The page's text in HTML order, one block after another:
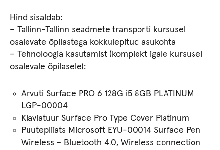
Hind sisaldab:
– Tallinn-Tallinn seadmete transporti kursusel
osalevate õpilastega kokkulepitud asukohta
– Tehnoloogia kasutamist (komplekt igale kursusel
osalevale õpilasele):
Arvuti Surface PRO 6 128G i5 8GB PLATINUM
LGP-00004
Klaviatuur Surface Pro Type Cover Platinum
Puutepliiats Microsoft EYU-00014 Surface Pen
Wireless – Bluetooth 4.0, Wireless connection